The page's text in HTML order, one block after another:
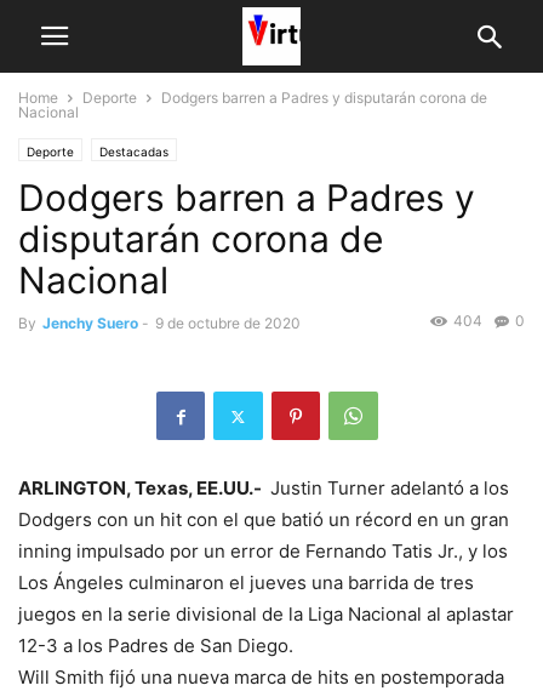
Home Deporte
Dodgers barren a Padres y disputarán corona de
Nacional
Deporte Destacadas
Dodgers barren a Padres y
disputarán corona de
Nacional
By Jenchy Suero - 9 de octubre de 2020 0
404
ARLINGTON, Texas, EE.UU.- Justin Turner adelantó a los
Dodgers con un hit con el que batió un récord en un gran
inning impulsado por un error de Fernando Tatis Jr., y los
Los Ángeles culminaron el jueves una barrida de tres
juegos en la serie divisional de la Liga Nacional al aplastar
12-3 a los Padres de San Diego.
Will Smith fijó una nueva marca de hits en postemporada